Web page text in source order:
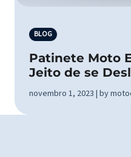
BLOG
Patinete Moto
Jeito de se
novembro 1, 2023 | by